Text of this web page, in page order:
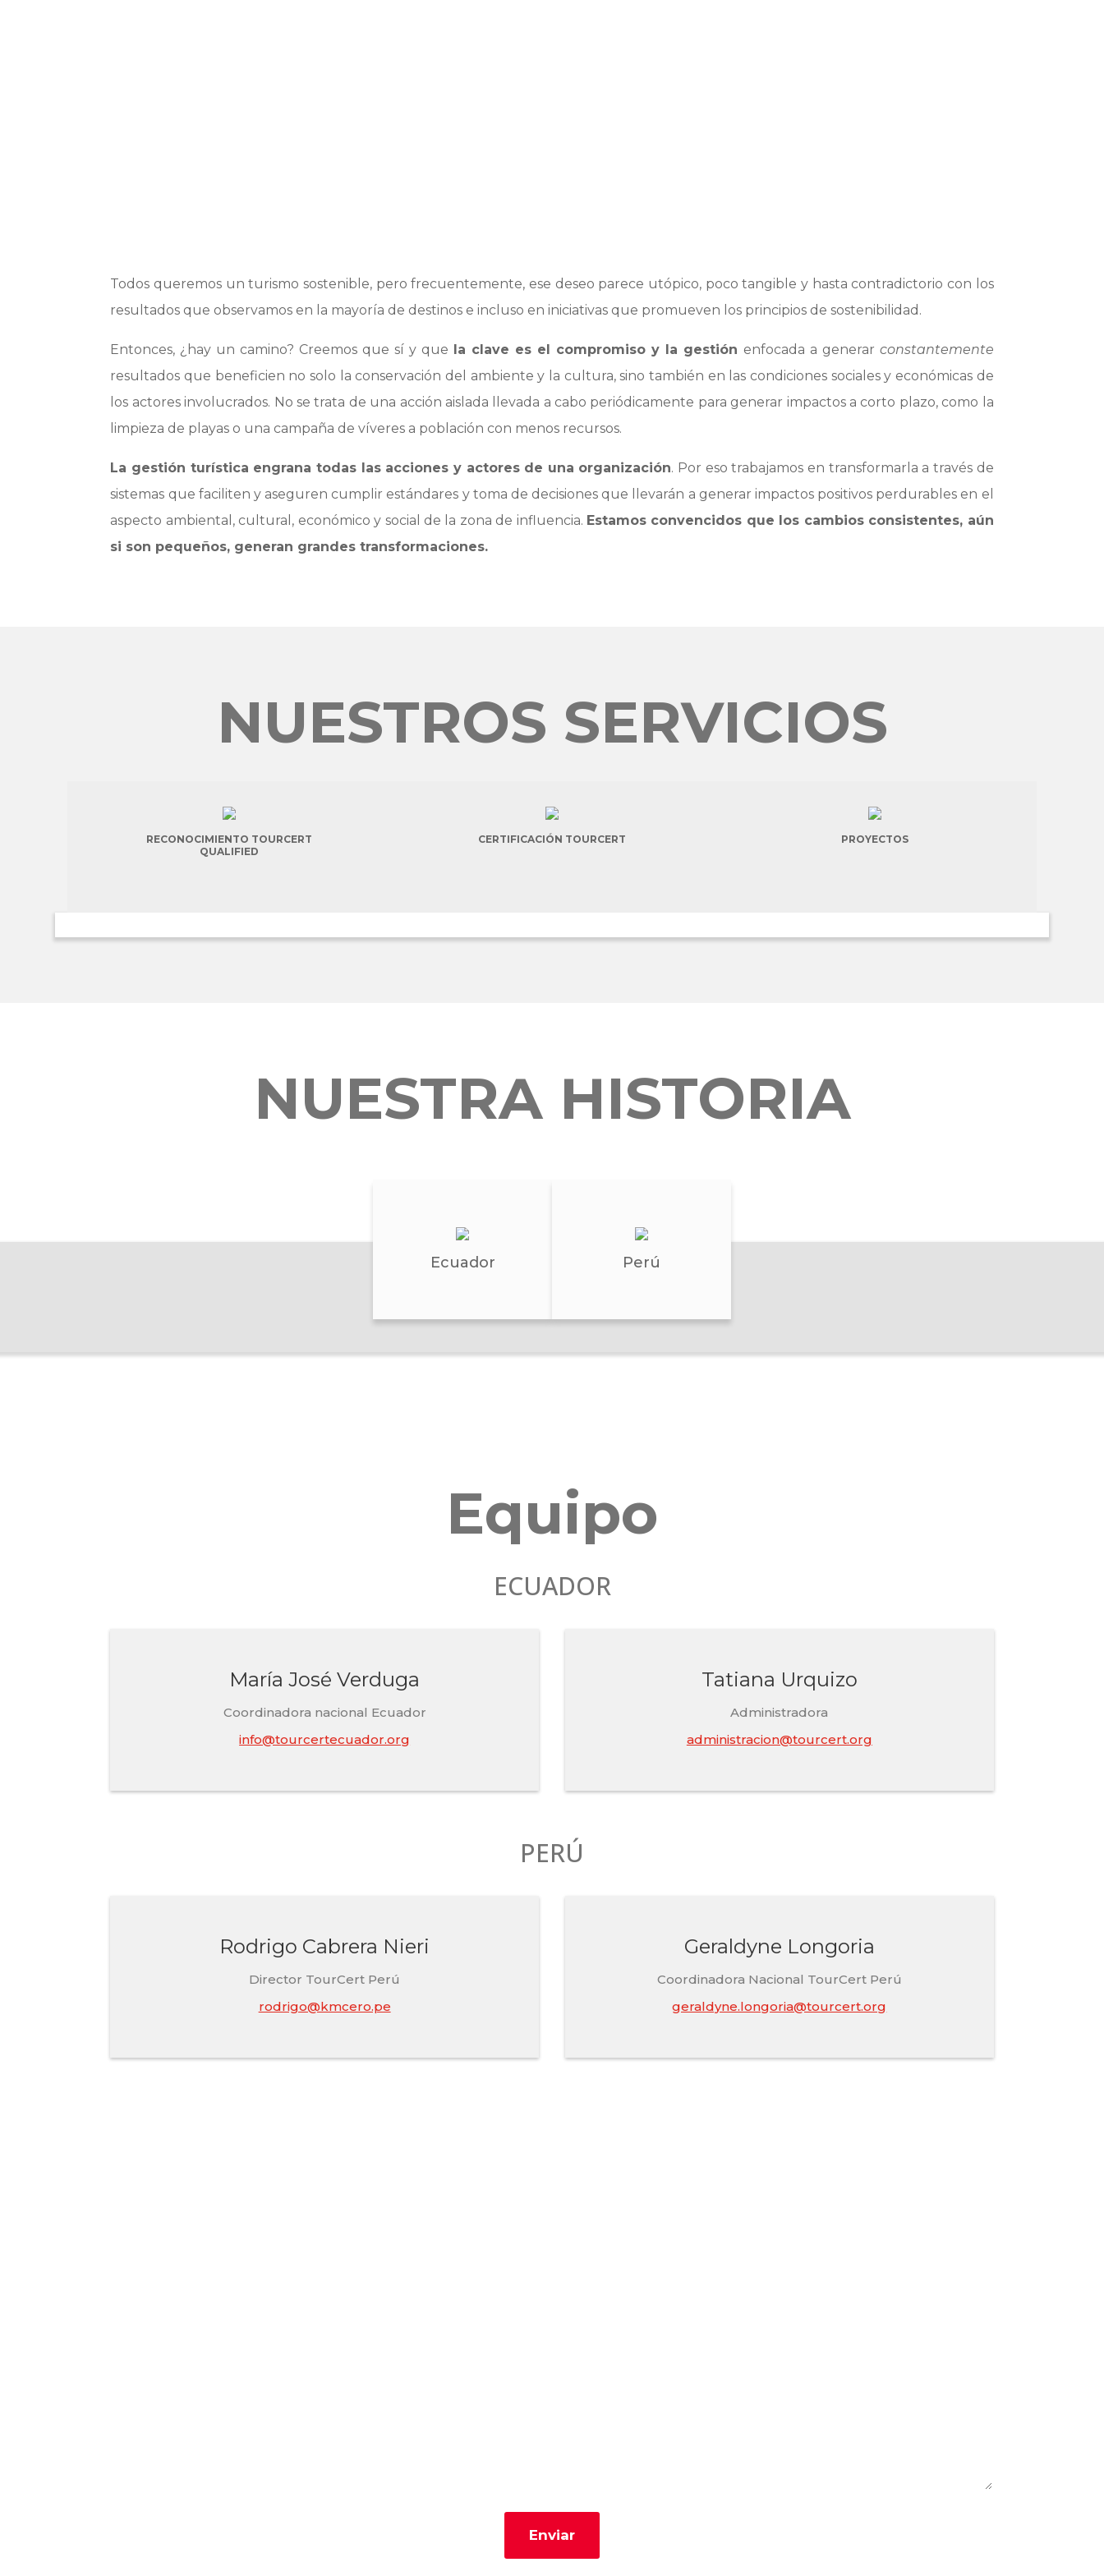
Todos queremos un turismo sostenible, pero frecuentemente, ese deseo parece utópico, poco tangible y hasta contradictorio con los
resultados que observamos en la mayoría de destinos e incluso en iniciativas que promueven los principios de sostenibilidad.
Entonces, ¿hay un camino? Creemos que sí y que la clave es el compromiso y la gestión enfocada a generar constantemente
resultados que beneficien no solo la conservación del ambiente y la cultura, sino también en las condiciones sociales y económicas de
los actores involucrados. No se trata de una acción aislada llevada a cabo periódicamente para generar impactos a corto plazo, como la
limpieza de playas o una campaña de víveres a población con menos recursos.
La gestión turística engrana todas las acciones y actores de una organización. Por eso trabajamos en transformarla a través de
sistemas que faciliten y aseguren cumplir estándares y toma de decisiones que llevarán a generar impactos positivos perdurables en el
aspecto ambiental, cultural, económico y social de la zona de influencia. Estamos convencidos que los cambios consistentes, aún
si son pequeños, generan grandes transformaciones.
NUESTROS SERVICIOS
RECONOCIMIENTO TOURCERT
QUALIFIED
CERTIFICACIÓN TOURCERT PROYECTOS
NUESTRA HISTORIA
Ecuador Perú
Equipo
ECUADOR
María José Verduga
Coordinadora nacional Ecuador
info@tourcertecuador.org
Tatiana Urquizo
Administradora
administracion@tourcert.org
PERÚ
Rodrigo Cabrera Nieri
Director TourCert Perú
rodrigo@kmcero.pe
Geraldyne Longoria
Coordinadora Nacional TourCert Perú
geraldyne.longoria@tourcert.org
Enviar